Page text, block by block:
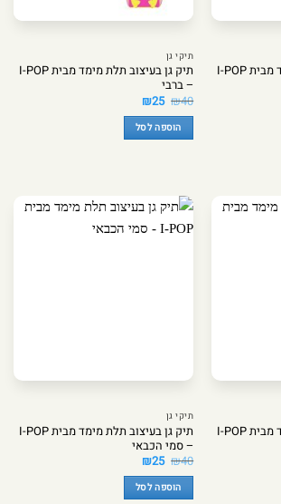
תיק גן בעיצוב תלת מימד מבית I-POP
תיקי גן
תיק גן בעיצוב תלת מימד מבית I-POP
– ברבי
₪40 המחיר
המקורי
היה:
₪40.
₪25 המחיר
הנוכחי
הוא:
₪25.הוספה לסל
תיק גן בעיצוב תלת מימד מבית I-POP
תיקי גן
תיק גן בעיצוב תלת מימד מבית I-POP
– סמי הכבאי
₪40 המחיר
המקורי
היה:
₪40.
₪25 המחיר
הנוכחי
הוא:
₪25.הוספה לסל